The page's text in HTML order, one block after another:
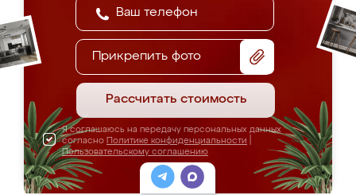
Прикрепить фото
Рассчитать стоимость
Я соглашаюсь на передачу персональных данных
согласно Политике конфиденциальности
Пользовательскому соглашению